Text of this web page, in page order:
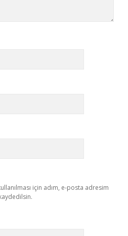
için adım, e-posta adresim